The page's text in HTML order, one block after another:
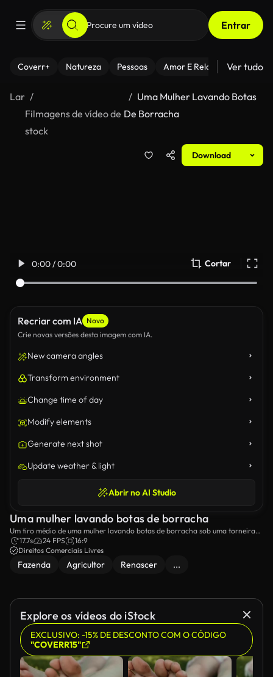
Entrar
Coverr+ Natureza Pessoas Amor E Relacionamentos
Ver tudo
Lar
Filmagens de vídeo de
stock
Uma Mulher Lavando Botas
De Borracha
Download
0:00 / 0:00 Cortar
Recriar com IA Novo
Crie novas versões desta imagem com IA.
New camera angles
Transform environment
Change time of day
Modify elements
Generate next shot
Update weather & light
Abrir no AI Studio
Uma mulher lavando botas de borracha
Um tiro médio de uma mulher lavando botas de borracha sob uma torneira
em sua coroa.
17.7s 24 FPS
16:9
Direitos Comerciais Livres
Fazenda Agricultor Renascer ...
Explore os vídeos do iStock
EXCLUSIVO: -15% DE DESCONTO COM O CÓDIGO
"COVERR15"